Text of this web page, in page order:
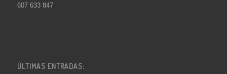
607 633 847
ÚLTIMAS ENTRADAS: